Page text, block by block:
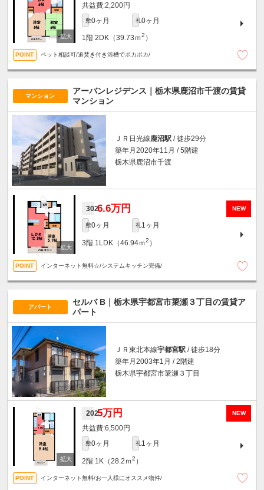
2,200円
敷0ヶ月 礼0ヶ月
1階 2DK（39.73ｍ2 ）
ペット相談可/追焚き付き浴槽でポカポカ/
マンション
アーバンレジデンス｜栃木県鹿沼市千渡の賃貸
マンション
ＪＲ日光線鹿沼駅 / 徒歩29分
築年月2020年11月 / 5階建
栃木県鹿沼市千渡
NEW
3026.6万円
敷0ヶ月 礼1ヶ月
3階 1LDK（46.94ｍ2 ）
インターネット無料☆/システムキッチン完備/
アパート
セルバ B｜栃木県宇都宮市簗瀬３丁目の賃貸ア
パート
ＪＲ東北本線宇都宮駅 / 徒歩18分
築年月2003年1月 / 2階建
栃木県宇都宮市簗瀬３丁目
NEW
2025万円
6,500円
敷0ヶ月 礼1ヶ月
2階 1K（28.2ｍ2 ）
インターネット無料/お一人様にオススメ物件/